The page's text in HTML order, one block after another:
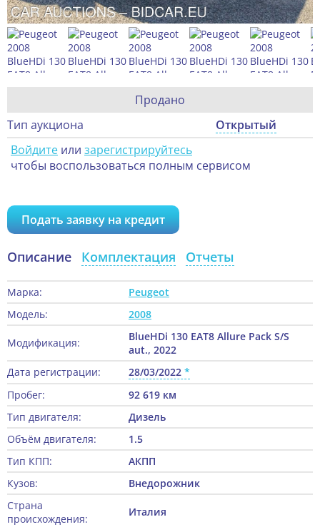
Продано
Тип аукциона
Открытый
Войдите или зарегистрируйтесь
чтобы воспользоваться полным сервисом
Подать заявку на кредит
Описание Комплектация Отчеты
Марка:
Peugeot
Модель:
2008
Модификация:
BlueHDi 130 EAT8 Allure Pack S/S
aut., 2022
Дата регистрации:
28/03/2022
Пробег:
92 619 км
Тип двигателя:
Дизель
Объём двигателя:
1.5
Тип КПП:
АКПП
Кузов:
Внедорожник
Страна
происхождения:
Италия